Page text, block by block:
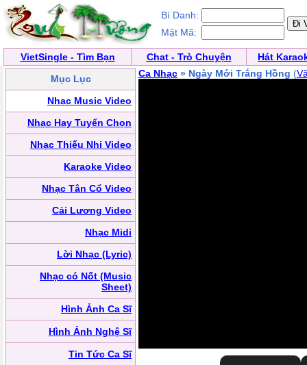
Bí Danh:
Mật Mã:
VietSingle - Tìm Bạn Chat - Trò Chuyện
Hát
Mục Lục
Nhạc Music Video
Nhạc Hay Tuyển Chọn
Nhạc Thiếu Nhi Video
Karaoke Video
Nhạc Tân Cổ Video
Cải Lương Video
Nhạc Midi
Lời Nhạc (Lyric)
Nhạc có Nốt (Music
Sheet)
Hình Ảnh Ca Sĩ
Hình Ảnh Nghệ Sĩ
Tin Tức Ca Sĩ
Ca Nhạc » Ngày Mới Trắng Hồng (